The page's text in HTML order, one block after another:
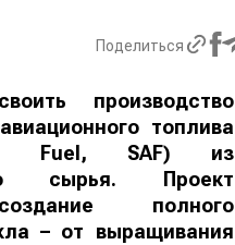
Поделиться
производство
топлива
Fuel, SAF) из
сырья. Проект
полного
– от выращивания